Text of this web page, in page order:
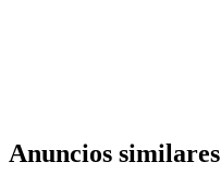
Anuncios similares